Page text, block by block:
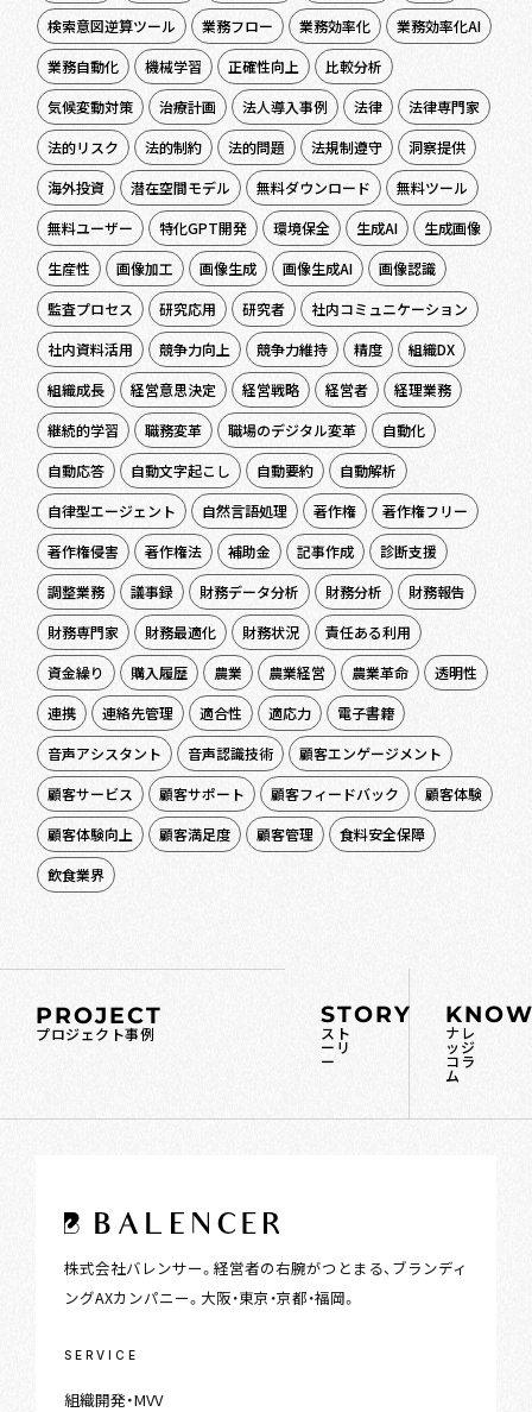
検索意図逆算ツール 業務フロー 業務効率化
業務効率化AI
業務自動化
機械学習 正確性向上
比較分析
気候変動対策
治療計画 法人導入事例 法律
法律専門家
法的リスク
法的制約 法的問題 法規制遵守
洞察提供
海外投資
潜在空間モデル 無料ダウンロード
無料ツール
無料ユーザー
特化GPT開発 環境保全 生成AI
生成画像
生産性
画像加工 画像生成 画像生成AI
画像認識
監査プロセス
研究応用 研究者
社内コミュニケーション
社内資料活用
競争力向上 競争力維持 精度
組織DX
組織成長
経営意思決定 経営戦略 経営者
経理業務
継続的学習
職務変革 職場のデジタル変革
自動化
自動応答
自動文字起こし 自動要約
自動解析
自律型エージェント
自然言語処理 著作権
著作権フリー
著作権侵害
著作権法 補助金 記事作成
診断支援
調整業務
議事録 財務データ分析 財務分析
財務報告
財務専門家
財務最適化 財務状況
責任ある利用
資金繰り
購入履歴 農業 農業経営 農業革命
透明性
連携
連絡先管理 適合性 適応力
電子書籍
音声アシスタント
音声認識技術
顧客エンゲージメント
顧客サービス
顧客サポート 顧客フィードバック
顧客体験
顧客体験向上
顧客満足度 顧客管理
食料安全保障
飲食業界
PROJECT
プロジェクト事例
STORY
スト
ーリ
ー
ナレ
ッジ
コラ
ム
株式会社バレンサー。経営者の右腕がつとまる、ブランディ
ングAXカンパニー。大阪・東京・京都・福岡。
SERVICE
組織開発・MVV